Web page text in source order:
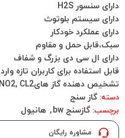
دارای سنسور H2S
دارای سیستم بلوتوث
دارای عملکرد خودکار
سبک،قابل حمل و مقاوم
دارای ال سی دی بزرگ و شفاف
قابل استفاده برای کاربران تازه وارد
تشخیص دهنده گاز هایH2S, SO2, NO2, CL2 و …
دسته: گاز سنج
برچسب: گازسنج bw , هانیول
مشاوره رایگان